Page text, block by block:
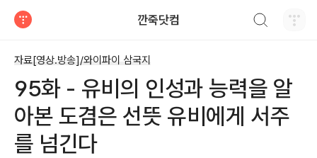
깐죽닷컴
자료[영상.방송]/와이파이 삼국지
95화 - 유비의 인성과 능력을 알
아본 도겸은 선뜻 유비에게 서주
를 넘긴다